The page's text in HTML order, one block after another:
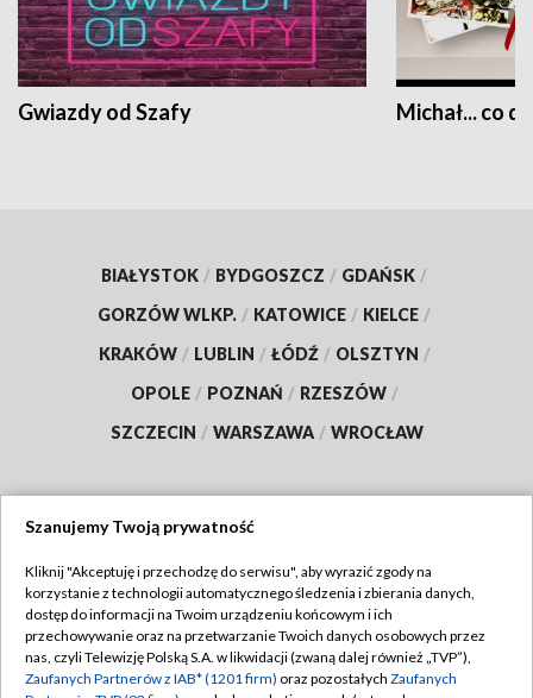
Gwiazdy od Szafy Michał... co
BIAŁYSTOK / BYDGOSZCZ / GDAŃSK /
GORZÓW WLKP. / KATOWICE / KIELCE /
KRAKÓW / LUBLIN / ŁÓDŹ / OLSZTYN /
OPOLE / POZNAŃ / RZESZÓW /
SZCZECIN / WARSZAWA / WROCŁAW
TVP
Abonament TVP
Emisja w TVP
Regulamin TVP
Polityka prywatności
Szanujemy Twoją prywatność
Kliknij "Akceptuję i przechodzę do serwisu", aby wyrazić zgody na
korzystanie z technologii automatycznego śledzenia i zbierania danych,
dostęp do informacji na Twoim urządzeniu końcowym i ich
przechowywanie oraz na przetwarzanie Twoich danych osobowych przez
nas, czyli Telewizję Polską S.A. w likwidacji (zwaną dalej również „TVP”),
Zaufanych Partnerów z IAB* (1201 firm) oraz pozostałych Zaufanych